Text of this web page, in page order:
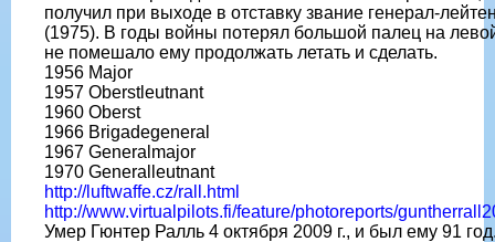
получил при выходе в отставку звание генерал-
(1975). В годы войны потерял большой палец на
не помешало ему продолжать летать и сделать.
1956 Major
1957 Oberstleutnant
1960 Oberst
1966 Brigadegeneral
1967 Generalmajor
1970 Generalleutnant
http://luftwaffe.cz/rall.html
http://www.virtualpilots.fi/feature/photoreports/
Умер Гюнтер Ралль 4 октября 2009 г., и был ему 91